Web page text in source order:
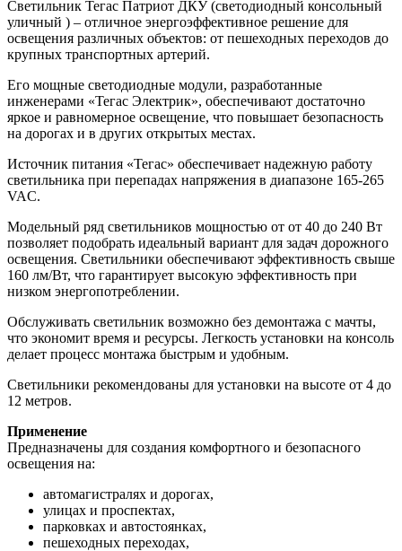
Светильник Тегас Патриот ДКУ (светодиодный консольный
уличный ) – отличное энергоэффективное решение для
освещения различных объектов: от пешеходных переходов до
крупных транспортных артерий.
Его мощные светодиодные модули, разработанные
инженерами «Тегас Электрик», обеспечивают достаточно
яркое и равномерное освещение, что повышает безопасность
на дорогах и в других открытых местах.
Источник питания «Тегас» обеспечивает надежную работу
светильника при перепадах напряжения в диапазоне 165-265
VAC.
Модельный ряд светильников мощностью от от 40 до 240 Вт
позволяет подобрать идеальный вариант для задач дорожного
освещения. Светильники обеспечивают эффективность свыше
160 лм/Вт, что гарантирует высокую эффективность при
низком энергопотреблении.
Обслуживать светильник возможно без демонтажа с мачты,
что экономит время и ресурсы. Легкость установки на консоль
делает процесс монтажа быстрым и удобным.
Светильники рекомендованы для установки на высоте от 4 до
12 метров.
Применение
Предназначены для создания комфортного и безопасного
освещения на:
автомагистралях и дорогах,
улицах и проспектах,
парковках и автостоянках,
пешеходных переходах,